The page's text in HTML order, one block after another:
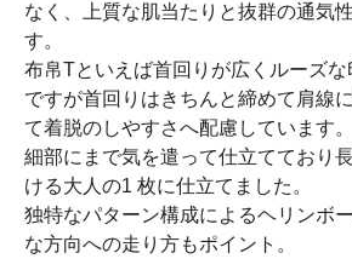
なく、上質な肌当たりと抜群の通気
す。
布帛Tといえば首回りが広くルーズな
ですが首回りはきちんと締めて肩線
て着脱のしやすさへ配慮しています。
細部にまで気を遣って仕立てており
ける大人の1 枚に仕立てました。
独特なパターン構成によるヘリンボ
な方向への走り方もポイント。